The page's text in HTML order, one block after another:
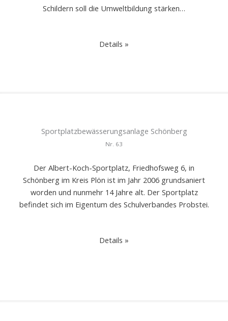
Schildern soll die Umweltbildung stärken…
Details »
Sportplatzbewässerungsanlage Schönberg
Nr. 63
Der Albert-Koch-Sportplatz, Friedhofsweg 6, in
Schönberg im Kreis Plön ist im Jahr 2006 grundsaniert
worden und nunmehr 14 Jahre alt. Der Sportplatz
befindet sich im Eigentum des Schulverbandes Probstei.
Details »